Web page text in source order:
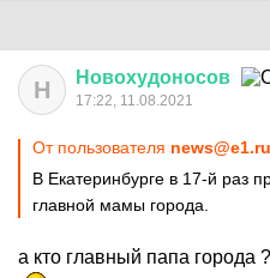
Н Новохудоносов
17:22, 11.08.2021
От пользователя news@e1.ru
В Екатеринбурге в 17-й раз
главной мамы города.
а кто главный папа города ?